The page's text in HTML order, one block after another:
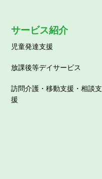
サービス紹介
児童発達支援
放課後等デイサービス
訪問介護・移動支援・相談支
援